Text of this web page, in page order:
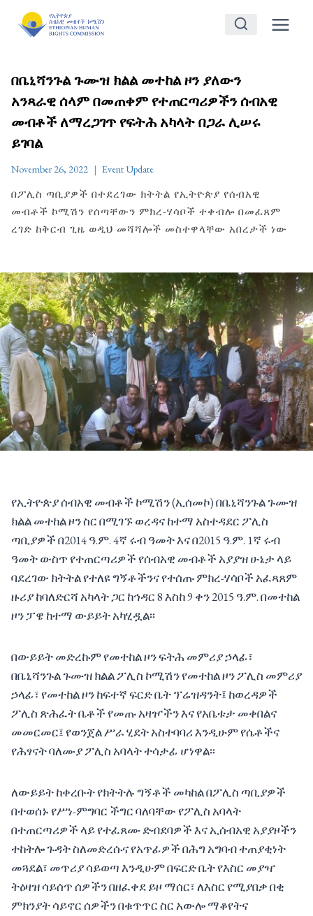
በቤኒሻንጉል ጉሙዝ ክልል መተከል ዞን ያለውን
አንጻራዊ ሰላም በመጠቀም የተጠርጣሪዎችን ሰብአዊ
መብቶች ለማረጋገጥ የፍትሕ አካላት በጋራ ሊሠሩ
ይገባል
November 26, 2022 Event Update
በፖሊስ ጣቢያዎች በተደረገው ክትትል የኢትዮጵያ የሰብአዊ
መብቶች ኮሚሽን የሰጣቸውን ምክረ-ሃሳቦች ተቀብሎ በመፈጸም
ረገድ ከቅርብ ጊዜ ወዲህ መሻሻሎች መስተዋላቸው አበረታች ነው
የኢትዮጵያ ሰብአዊ መብቶች ኮሚሽን (ኢሰመኮ) በቤኒሻንጉል ጉሙዝ
ክልል መተከል ዞን ስር በሚገኙ ወረዳና ከተማ አስተዳደር ፖሊስ
ጣቢያዎች በ2014 ዓ.ም. 4ኛ ሩብ ዓመት እና በ2015 ዓ.ም. 1ኛ ሩብ
ዓመት ውስጥ የተጠርጣሪዎች የሰብአዊ መብቶች አያያዝ ሁኔታ ላይ
ባደረገው ክትትል የተለዩ ግኝቶችንና የተሰጡ ምክረ-ሃሳቦች አፈጻጸም
ዙሪያ ከባለድርሻ አካላት ጋር ከኅዳር 8 እስከ 9 ቀን 2015 ዓ.ም. በመተከል
ዞን ፓዌ ከተማ ውይይት አካሂዷል፡፡
በውይይት መድረኩም የመተከል ዞን ፍትሕ መምሪያ ኃላፊ፣
በቤኒሻንጉል ጉሙዝ ክልል ፖሊስ ኮሚሽን የመተከል ዞን ፖሊስ መምሪያ
ኃላፊ፣ የመተከል ዞን ከፍተኛ ፍርድ ቤት ፕሬዝዳንት፤ ከወረዳዎች
ፖሊስ ጽሕፈት ቤቶች የመጡ አዛዦችን እና የአቤቱታ መቀበልና
መመርመር፤ የወንጀል ሥራ ሂደት አስተባባሪ እንዲሁም የሴቶችና
የሕፃናት ባለሙያ ፖሊስ አባላት ተሳታፊ ሆነዋል፡፡
ለውይይት ከቀረቡት የክትትሉ ግኝቶች መካከል በፖሊስ ጣቢያዎች
በተወሰኑ የሥነ-ምግባር ችግር ባለባቸው የፖሊስ አባላት
በተጠርጣሪዎች ላይ የተፈጸሙ ድብደባዎች እና ኢሰብአዊ አያያዞችን
ተከትሎ ጉዳት ስለመድረሱና የአጥፊዎች በሕግ አግባብ ተጠያቂነት
መጓደል፣ መጥሪያ ሳይወጣ እንዲሁም በፍርድ ቤት የእስር መያዣ
ትዕዛዝ ሳይሰጥ ሰዎችን በዘፈቀደ ይዞ ማሰር፣ ለእስር የሚያበቃ በቂ
ምክንያት ሳይኖር ሰዎችን በቁጥጥር ስር አውሎ ማቆየትና